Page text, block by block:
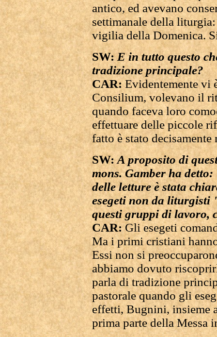
antico, ed avevano
settimanale della
vigilia della Domenica.
SW:E in tutto questo
tradizione principale?
CAR:Evidentemente vi
Consilium, volevano il
quando faceva loro
effettuare delle piccole
fatto è stato decisamente
SW:A proposito di
mons. Gamber ha
delle letture è stata
esegeti non da liturgisti
questi gruppi di lavoro,
CAR:Gli esegeti
Ma i primi cristiani
Essi non si
abbiamo dovuto
parla di tradizione
pastorale quando gli
effetti, Bugnini, insieme
prima parte della Messa